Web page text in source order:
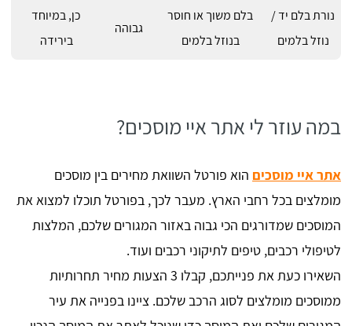
נורת בלם יד /
נוזל בלמים
בלם משוך או חוסר
בנוזל בלמים
גבוהה
כן, במיוחד
בירידה
במה עוזר לי אתר איי מוסכים?
אתר איי מוסכים הוא פורטל השוואת מחירים בין מוסכים
מומלצים בכל רחבי הארץ. מעבר לכך, בפורטל תוכלו למצוא את
המוסכים שמדורגים הכי גבוה באזור המגורים שלכם, המלצות
לטיפולי רכבים, טיפים לתיקוני רכבים ועוד.
השאירו כעת את פנייתכם, קבלו 3 הצעות מחיר תחרותיות
ממוסכים מומלצים לסוג הרכב שלכם. ציינו בפנייה את עיר